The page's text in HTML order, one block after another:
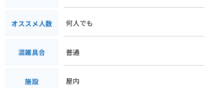
オススメ人数 何人でも
混雑具合 普通
施設 屋内